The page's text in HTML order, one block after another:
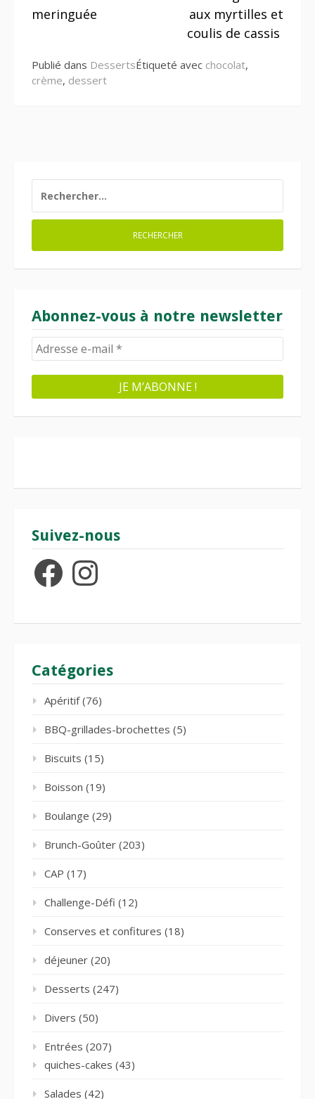
la
meringuée
aux myrtilles et
coulis de cassis
Publié dans DessertsÉtiqueté avec chocolat,
crème, dessert
Abonnez-vous à notre newsletter
Suivez-nous
FacebookInstagram
Catégories
Apéritif(76)
BBQ-grillades-brochettes (5)
Biscuits (15)
Boisson (19)
Boulange (29)
Brunch-Goûter (203)
CAP (17)
Challenge-Défi (12)
Conserves et confitures (18)
déjeuner (20)
Desserts (247)
Divers (50)
Entrées (207)
quiches-cakes (43)
Salades (42)